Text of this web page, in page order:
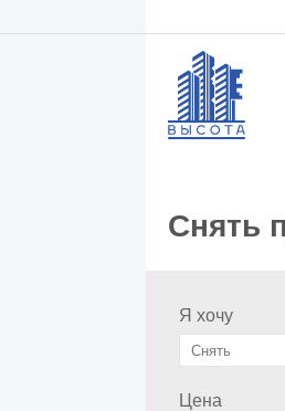
Снять
Я хочу
Цена